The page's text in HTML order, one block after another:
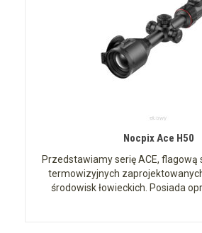
Nocpix Ace H50
Przedstawiamy serię ACE, flagową
termowizyjnych
środowisk łowieckich. Posiada